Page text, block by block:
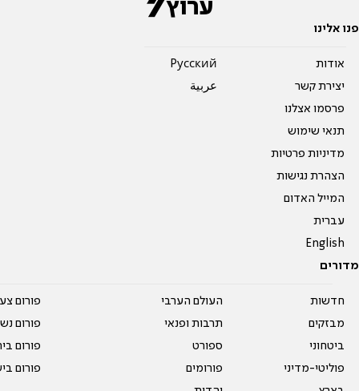
פנו אלינו
אודות
יצירת קשר
פרסמו אצלנו
תנאי שימוש
מדיניות פרטיות
הצהרת נגישות
המייל האדום
עברית
English
Pусский
عربية
מדורים
חדשות
מבזקים
ביטחוני
פוליטי-מדיני
העולם הערבי
תרבות ופנאי
ספורט
פורומים
פורום
פורום
פורום
פורום